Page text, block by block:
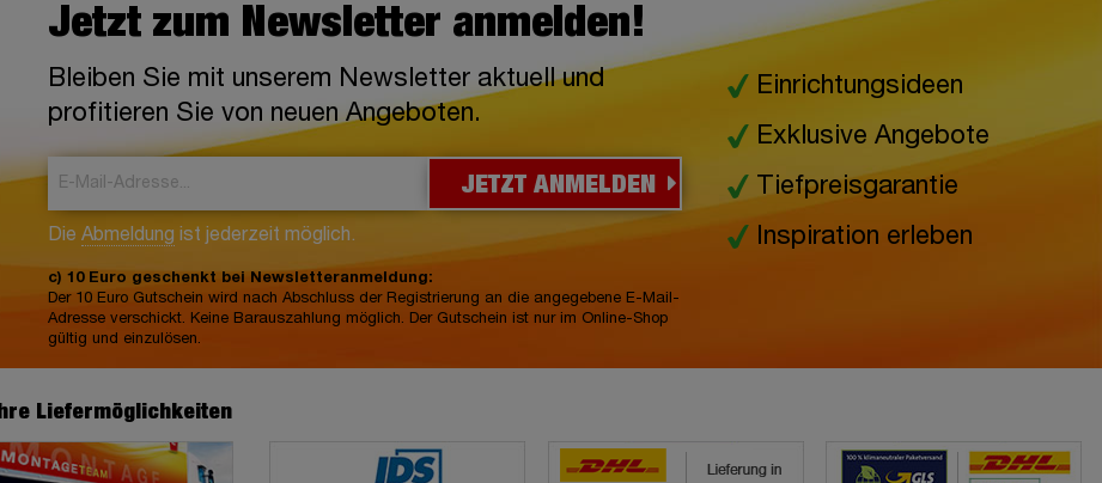
Jetzt zum Newsletter anmelden!
Bleiben Sie mit unserem Newsletter aktuell und
profitieren Sie von neuen Angeboten.
JETZT ANMELDEN
Die Abmeldung ist jederzeit möglich.
c) 10 Euro geschenkt bei Newsletteranmeldung:
Der 10 Euro Gutschein wird nach Abschluss der Registrierung an die angegebene E-Mail-
Adresse verschickt. Keine Barauszahlung möglich. Der Gutschein ist nur im Online-Shop
gültig und einzulösen.
Einrichtungsideen
Exklusive Angebote
Tiefpreisgarantie
Inspiration erleben
Ihre Liefermöglichkeiten